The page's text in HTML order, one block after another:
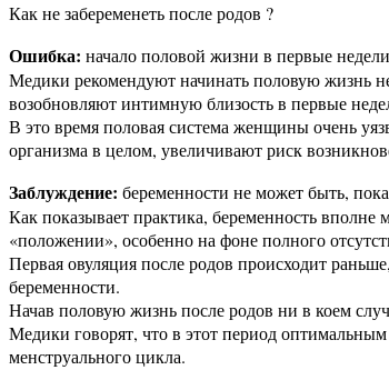
Как не забеременеть после родов ?
Ошибка: начало половой жизни в первые
Медики рекомендуют начинать половую жизнь
возобновляют интимную близость в первые
В это время половая система женщины очень
организма в целом, увеличивают риск
Заблуждение: беременности не может быть,
Как показывает практика, беременность
«положении», особенно на фоне полного
Первая овуляция после родов происходит
беременности.
Начав половую жизнь после родов ни в коем
Медики говорят, что в этот период
менструального цикла.